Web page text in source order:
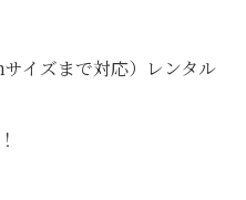
イズまで対応）レンタル